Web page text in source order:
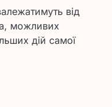
від
можливих
дій самої